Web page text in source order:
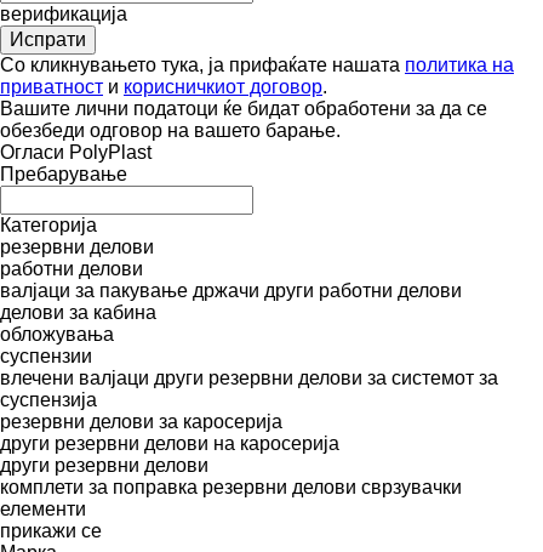
верификација
Со кликнувањето тука, ја прифаќате нашата политика на
приватност и корисничкиот договор.
Вашите лични податоци ќе бидат обработени за да се
обезбеди одговор на вашето барање.
Огласи PolyPlast
Пребарување
Категорија
резервни делови
работни делови
валјаци за пакување држачи други работни делови
делови за кабина
обложувања
суспензии
влечени валјаци други резервни делови за системот за
суспензија
резервни делови за каросерија
други резервни делови на каросерија
други резервни делови
комплети за поправка резервни делови сврзувачки
елементи
прикажи се